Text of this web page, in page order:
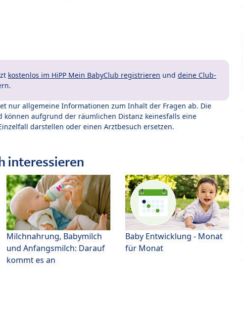
kostenlos im HiPP Mein BabyClub registrieren und deine Club-
nur allgemeine Informationen zum Inhalt der Fragen ab. Die
aufgrund der räumlichen Distanz keinesfalls eine
darstellen oder einen Arztbesuch ersetzen.
interessieren
Milchnahrung, Babymilch
und Anfangsmilch: Darauf
kommt es an
Baby Entwicklung - Monat
für Monat